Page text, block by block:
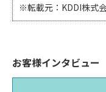
※転載元：KDDI株式
お客様インタビュー